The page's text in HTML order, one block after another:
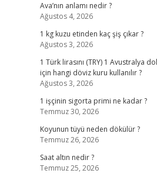
Ava’nın anlamı nedir ?
Ağustos 4, 2026
1 kg kuzu etinden kaç şiş çıkar ?
Ağustos 3, 2026
1 Türk lirasını (TRY) 1 Avustralya
için hangi döviz kuru kullanılır ?
Ağustos 3, 2026
1 işçinin sigorta primi ne kadar ?
Temmuz 30, 2026
Koyunun tüyü neden dökülür ?
Temmuz 26, 2026
Saat altın nedir ?
Temmuz 25, 2026